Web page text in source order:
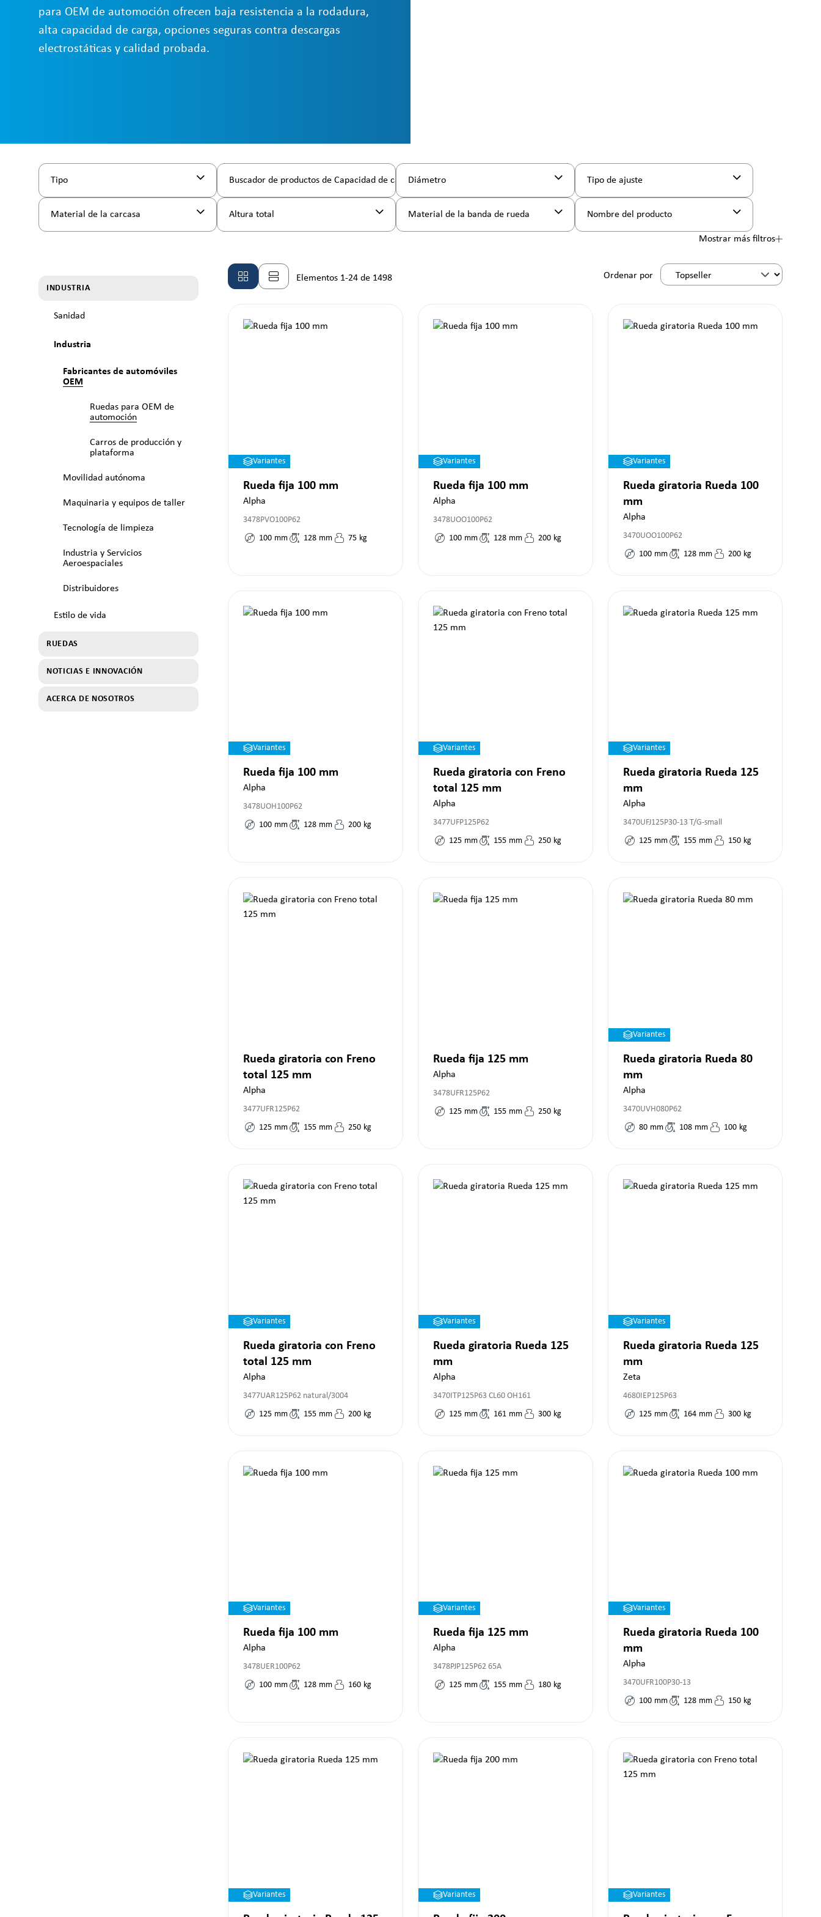
para OEM de automoción ofrecen baja resistencia a la rodadura,
alta capacidad de carga, opciones seguras contra descargas
electrostáticas y calidad probada.
Tipo Buscador de productos de Capacidad de cargaDiámetro Tipo de ajuste
Material de la carcasa Altura total Material de la banda de rueda Nombre del producto
Mostrar más filtros
INDUSTRIA
Sanidad
Industria
Fabricantes de automóviles
OEM
Ruedas para OEM de
automoción
Carros de producción y
plataforma
Movilidad autónoma
Maquinaria y equipos de taller
Tecnología de limpieza
Industria y Servicios
Aeroespaciales
Distribuidores
Estilo de vida
RUEDAS
NOTICIAS E INNOVACIÓN
ACERCA DE NOSOTROS
Elementos 1-24 de 1498 Ordenar por
Variantes
Rueda fija 100 mm
Alpha
3478PVO100P62
100 mm 128 mm 75 kg
Variantes
Rueda fija 100 mm
Alpha
3478UOO100P62
100 mm 128 mm 200 kg
Variantes
Rueda giratoria Rueda 100
mm
Alpha
3470UOO100P62
100 mm 128 mm 200 kg
Variantes
Rueda fija 100 mm
Alpha
3478UOH100P62
100 mm 128 mm 200 kg
Variantes
Rueda giratoria con Freno
total 125 mm
Alpha
3477UFP125P62
125 mm 155 mm 250 kg
Variantes
Rueda giratoria Rueda 125
mm
Alpha
3470UFJ125P30-13 T/G-small
125 mm 155 mm 150 kg
Rueda giratoria con Freno
total 125 mm
Alpha
3477UFR125P62
125 mm 155 mm 250 kg
Rueda fija 125 mm
Alpha
3478UFR125P62
125 mm 155 mm 250 kg
Variantes
Rueda giratoria Rueda 80
mm
Alpha
3470UVH080P62
80 mm 108 mm 100 kg
Variantes
Rueda giratoria con Freno
total 125 mm
Alpha
3477UAR125P62 natural/3004
125 mm 155 mm 200 kg
Variantes
Rueda giratoria Rueda 125
mm
Alpha
3470ITP125P63 CL60 OH161
125 mm 161 mm 300 kg
Variantes
Rueda giratoria Rueda 125
mm
Zeta
4680IEP125P63
125 mm 164 mm 300 kg
Variantes
Rueda fija 100 mm
Alpha
3478UER100P62
100 mm 128 mm 160 kg
Variantes
Rueda fija 125 mm
Alpha
3478PJP125P62 65A
125 mm 155 mm 180 kg
Variantes
Rueda giratoria Rueda 100
mm
Alpha
3470UFR100P30-13
100 mm 128 mm 150 kg
Variantes Variantes Variantes